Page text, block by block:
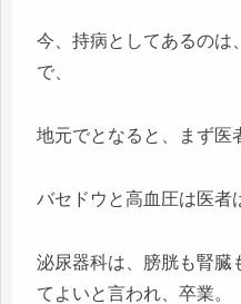
今、持病としてあるのは
で、
地元でとなると、まず医
バセドウと高血圧は医者
泌尿器科は、膀胱も腎臓
てよいと言われ、卒業。